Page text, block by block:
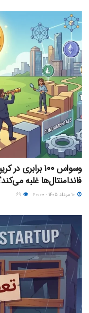
وسواس ۱۰۰
فاندامنتال‌ها غلبه